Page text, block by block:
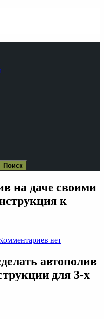
на даче своими
к
записи
сделать
автополив
на
нет
автополив
для 3-х